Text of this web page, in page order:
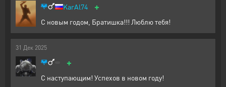
KarAl74 +
С новым годом, Братишка!!! Люблю тебя!
31 Дек 2025
+
С наступающим! Успехов в новом году!